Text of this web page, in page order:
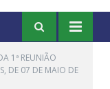
1ª REUNIÃO
DE 07 DE MAIO DE